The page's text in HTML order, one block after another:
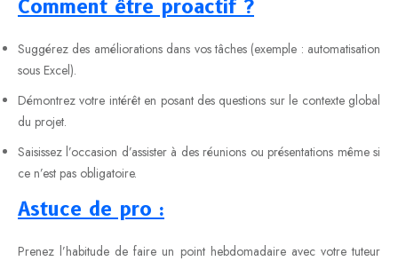
Comment être proactif ?
Suggérez des améliorations dans vos tâches (exemple : automatisation
sous Excel).
Démontrez votre intérêt en posant des questions sur le contexte global
du projet.
Saisissez l’occasion d’assister à des réunions ou présentations même si
ce n’est pas obligatoire.
Astuce de pro :
Prenez l’habitude de faire un point hebdomadaire avec votre tuteur